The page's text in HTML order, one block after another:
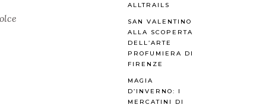
ALLTRAILS
SAN VALENTINO
ALLA SCOPERTA
DELL’ARTE
PROFUMIERA DI
FIRENZE
MAGIA
D’INVERNO: I
MERCATINI DI